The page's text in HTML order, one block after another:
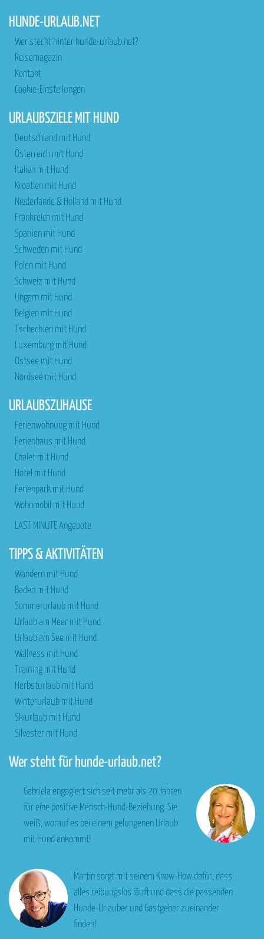
HUNDE-URLAUB.NET
Wer steckt hinter hunde-urlaub.net?
Reisemagazin
Kontakt
Cookie-Einstellungen
URLAUBSZIELE MIT HUND
Deutschland mit Hund
Österreich mit Hund
Italien mit Hund
Kroatien mit Hund
Niederlande & Holland mit Hund
Frankreich mit Hund
Spanien mit Hund
Schweden mit Hund
Polen mit Hund
Schweiz mit Hund
Ungarn mit Hund
Belgien mit Hund
Tschechien mit Hund
Luxemburg mit Hund
Ostsee mit Hund
Nordsee mit Hund
URLAUBSZUHAUSE
Ferienwohnung mit Hund
Ferienhaus mit Hund
Chalet mit Hund
Hotel mit Hund
Ferienpark mit Hund
Wohnmobil mit Hund
LAST MINUTE Angebote
TIPPS & AKTIVITÄTEN
Wandern mit Hund
Baden mit Hund
Sommerurlaub mit Hund
Urlaub am Meer mit Hund
Urlaub am See mit Hund
Wellness mit Hund
Training mit Hund
Herbsturlaub mit Hund
Winterurlaub mit Hund
Skiurlaub mit Hund
Silvester mit Hund
Wer steht für hunde-urlaub.net?
Gabriela engagiert sich seit mehr als 20 Jahren
für eine positive Mensch-Hund-Beziehung. Sie
weiß, worauf es bei einem gelungenen Urlaub
mit Hund ankommt!
Martin sorgt mit seinem Know-How dafür, dass
alles reibungslos läuft und dass die passenden
Hunde-Urlauber und Gastgeber zueinander
finden!